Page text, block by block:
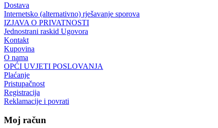
Dostava
Internetsko (alternativno) rješavanje sporova
IZJAVA O PRIVATNOSTI
Jednostrani raskid Ugovora
Kontakt
Kupovina
O nama
OPĆI UVJETI POSLOVANJA
Plaćanje
Pristupačnost
Registracija
Reklamacije i povrati
Moj račun